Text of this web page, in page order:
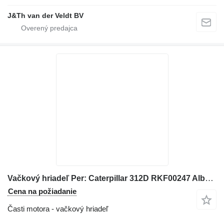
J&Th van der Veldt BV
Vačkový hriadeľ Per: Caterpillar 312D RKF00247 Alber 3054758 na rýpadla Caterpillar 312D
Cena na požiadanie
Časti motora - vačkový hriadeľ